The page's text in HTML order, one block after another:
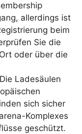
allerdings ist
beim
Sie die
oder über die
Die Ladesäulen
sich sicher
Komplexes
geschützt.